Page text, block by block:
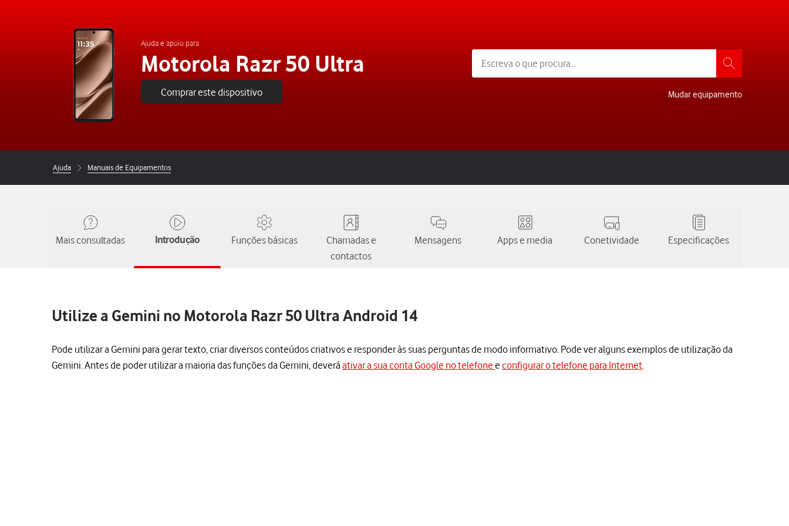
Ajuda e apoio para
Motorola Razr 50 Ultra
Comprar este dispositivo Mudar equipamento
Ajuda Manuais de Equipamentos
Mais consultadas Introdução Funções básicas
Chamadas e
contactos
Mensagens Apps e media Conetividade Especificações
Utilize a Gemini no Motorola Razr 50 Ultra Android 14
Pode utilizar a Gemini para gerar texto, criar diversos conteúdos criativos e responder às suas perguntas de modo informativo. Pode ver alguns exemplos de utilização da
Gemini. Antes de poder utilizar a maioria das funções da Gemini, deveráativar a sua conta Google no telefoneeconfigurar o telefone para Internet